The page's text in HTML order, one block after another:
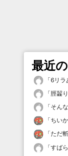
最近
「6リラ
「脛齧
「そん
「ちい
「ただ
「すば